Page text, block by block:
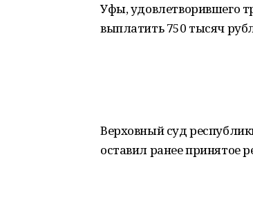
Уфы, удовлетворившего
выплатить 750 тысяч
Верховный суд
оставил ранее принятое